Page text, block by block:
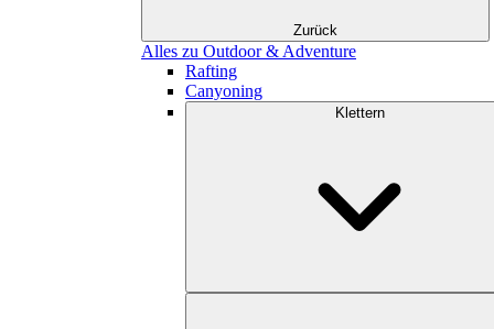
Zurück
Alles zu Outdoor & Adventure
Rafting
Canyoning
Klettern